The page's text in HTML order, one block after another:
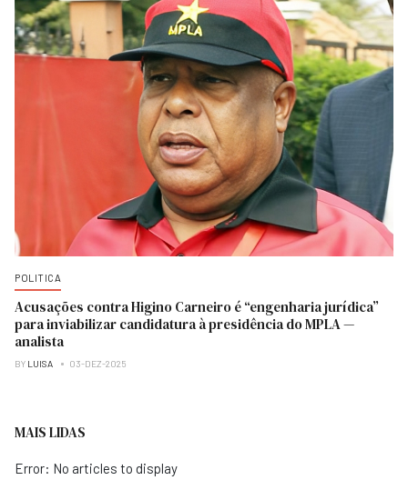
POLITICA
Acusações contra Higino Carneiro é “engenharia jurídica”
para inviabilizar candidatura à presidência do MPLA —
analista
BY LUISA 03-DEZ-2025
MAIS LIDAS
Error: No articles to display